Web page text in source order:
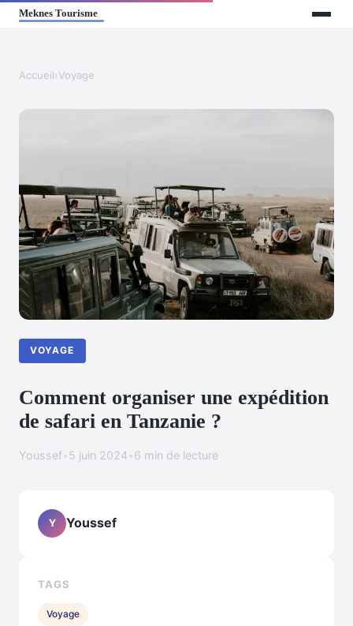
Accueil›Voyage
VOYAGE
Comment organiser une expédition
de safari en Tanzanie ?
Youssef•5 juin 2024•6 min de lecture
Y Youssef
TAGS
Voyage